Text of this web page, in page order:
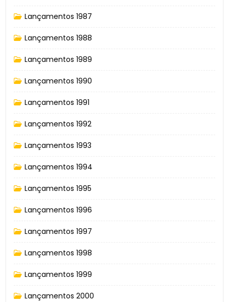
Lançamentos 1987
Lançamentos 1988
Lançamentos 1989
Lançamentos 1990
Lançamentos 1991
Lançamentos 1992
Lançamentos 1993
Lançamentos 1994
Lançamentos 1995
Lançamentos 1996
Lançamentos 1997
Lançamentos 1998
Lançamentos 1999
Lançamentos 2000